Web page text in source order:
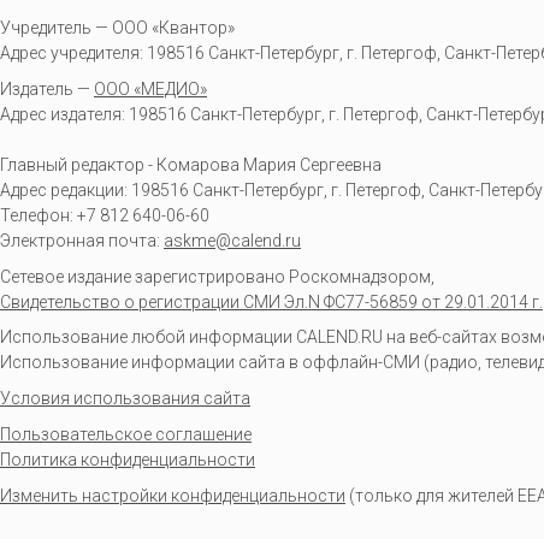
Учредитель — ООО «Квантор»
Адрес учредителя: 198516 Санкт-Петербург, г. Петергоф, Санкт-
Издатель — ООО «МЕДИО»
Адрес издателя: 198516 Санкт-Петербург, г. Петергоф, Санкт-
Главный редактор - Комарова Мария Сергеевна
Адрес редакции: 198516 Санкт-Петербург, г. Петергоф Санкт-
Телефон: +7 812 640-06-60
Электронная почта: askme@calend.ru
Сетевое издание зарегистрировано Роскомнадзором,
Свидетельство о регистрации СМИ Эл.N ФС77-56859 от 29.01.2014 г.
Использование любой информации CALEND.RU на веб-сайтах
Использование информации сайта в оффлайн-СМИ (радио,
Условия использования сайта
Пользовательское соглашение
Политика конфиденциальности
Изменить настройки конфиденциальности (только для жителей